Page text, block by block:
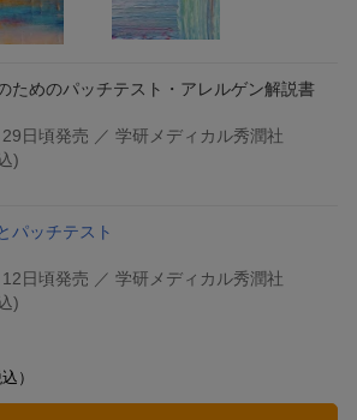
ためのパッチテスト・アレルゲン解説書
日頃発売 ／ 学研メディカル秀潤社
)
パッチテスト
日頃発売 ／ 学研メディカル秀潤社
)
）